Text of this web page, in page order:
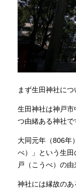
まず生田神社につ
生田神社は神戸
つ由緒ある神社で
大同元年（806年
べ）」という生
戸（こうべ）の由
神社には縁故の